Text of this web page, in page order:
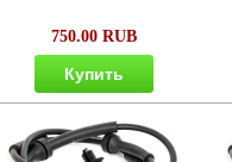
750.00 RUB
Купить